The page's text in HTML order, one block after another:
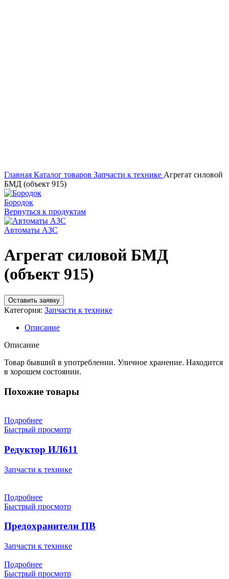
Главная Каталог товаров Запчасти к технике Агрегат силовой
БМД (объект 915)
Бородок
Вернуться к продуктам
Автоматы АЗС
Агрегат силовой БМД
(объект 915)
Оставить заявку
Категория: Запчасти к технике
Описание
Описание
Товар бывший в употреблении. Уличное хранение. Находится
в хорошем состоянии.
Похожие товары
Подробнее
Быстрый просмотр
Редуктор ИЛ611
Запчасти к технике
Подробнее
Быстрый просмотр
Предохранители ПВ
Запчасти к технике
Подробнее
Быстрый просмотр